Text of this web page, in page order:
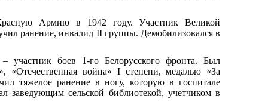
Армию в 1942 году. Участник Великой
ранение, инвалид II группы. Демобилизовался в
участник боев 1-го Белорусского фронта. Был
«Отечественная война» I степени, медалью «За
тяжелое ранение в ногу, которую в госпитале
заведующим сельской библиотекой, учетчиком в